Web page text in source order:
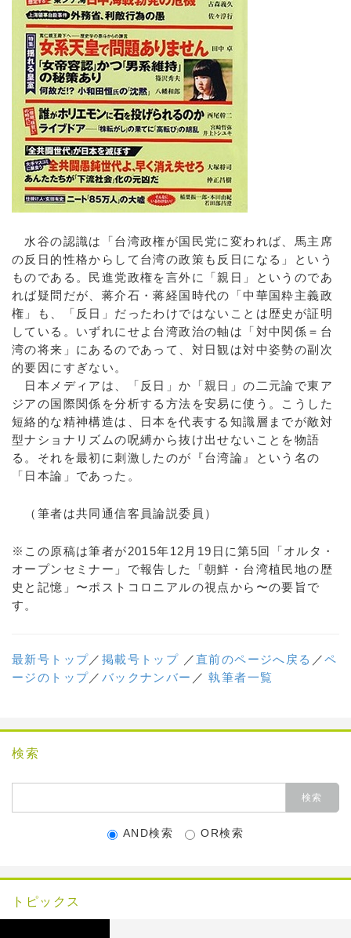
水谷の認識は「台湾政権が国民党に変われば、馬主席
の反日的性格からして台湾の政策も反日になる」という
ものである。民進党政権を言外に「親日」というのであ
れば疑問だが、蒋介石・蒋経国時代の「中華国粋主義政
権」も、「反日」だったわけではないことは歴史が証明
している。いずれにせよ台湾政治の軸は「対中関係＝台
湾の将来」にあるのであって、対日観は対中姿勢の副次
的要因にすぎない。
日本メディアは、「反日」か「親日」の二元論で東ア
ジアの国際関係を分析する方法を安易に使う。こうした
短絡的な精神構造は、日本を代表する知識層までが敵対
型ナショナリズムの呪縛から抜け出せないことを物語
る。それを最初に刺激したのが『台湾論』という名の
「日本論」であった。
（筆者は共同通信客員論説委員）
※この原稿は筆者が2015年12月19日に第5回「オルタ・
オープンセミナー」で報告した「朝鮮・台湾植民地の歴
史と記憶」〜ポストコロニアルの視点から〜の要旨で
す。
最新号トップ／ 掲載号トップ ／直前のページへ戻る ／ペ
ージのトップ／ バックナンバー ／執筆者一覧
検索
AND検索 OR検索
トピックス